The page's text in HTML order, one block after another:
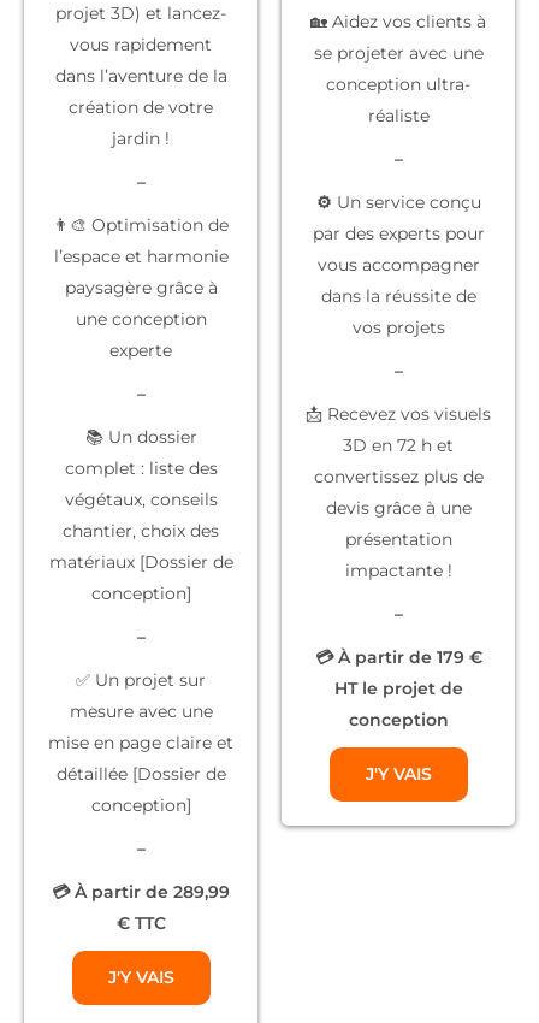
projet 3D) et lancez-
vous rapidement
dans l’aventure de la
création de votre
jardin !
–
👨‍🎨 Optimisation de
l’espace et harmonie
paysagère grâce à
une conception
experte
–
📚 Un dossier
complet : liste des
végétaux, conseils
chantier, choix des
matériaux [Dossier de
conception]
–
✅ Un projet sur
mesureavec une
mise en page claire et
détaillée [Dossier de
conception]
–
💳 À partir de 289,99
€ TTC
J'Y VAIS
🏡 Aidez vos clients à
se projeter avec une
conception ultra-
réaliste
–
⚙️ Un service conçu
par des expertspour
vous accompagner
dans la réussite de
vos projets
–
📩 Recevez vos visuels
3D en 72 h et
convertissez plus de
devis grâce à une
présentation
impactante !
–
💳 À partir de 179 €
HT le projet de
conception
J'Y VAIS